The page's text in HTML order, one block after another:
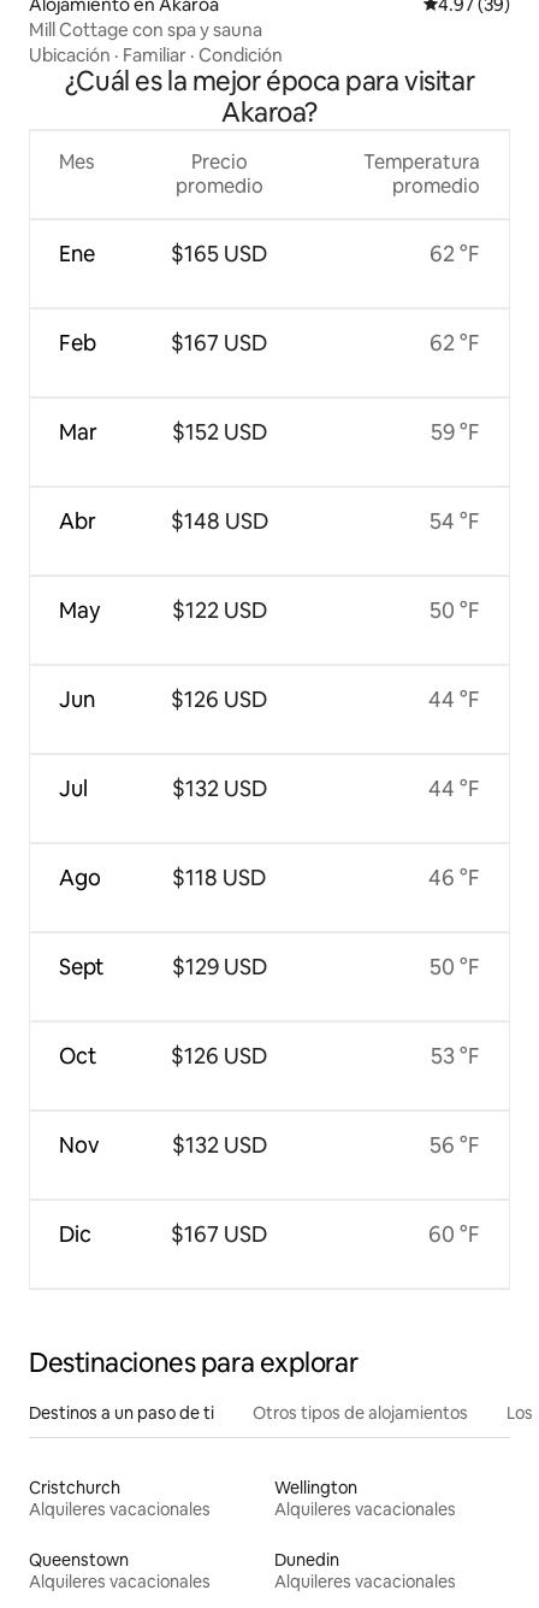
Alojamiento en Akaroa Calificación
4.97 (39)
Mill Cottage con spa y sauna
Ubicación · Familiar · Condición
¿Cuál es la mejor época para visitar
Akaroa?
Mes
Ene
Feb
Mar
Abr
May
Jun
Jul
Ago
Sept
Oct
Nov
Dic
Precio
promedio
$165 USD
$167 USD
$152 USD
$148 USD
$122 USD
$126 USD
$132 USD
$118 USD
$129 USD
$126 USD
$132 USD
$167 USD
Temperatura
promedio
62 °F
62 °F
59 °F
54 °F
50 °F
44 °F
44 °F
46 °F
50 °F
53 °F
56 °F
60 °F
Destinaciones para explorar
Destinos a un paso de ti Otros tipos de alojamientos
Cristchurch
Alquileres vacacionales
Wellington
Alquileres vacacionales
Queenstown
Alquileres vacacionales
Dunedin
Alquileres vacacionales